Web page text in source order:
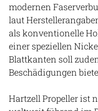
modernen
laut
als konventionelle
einer speziellen
Blattkanten soll
Beschädigungen
Hartzell Propeller ist